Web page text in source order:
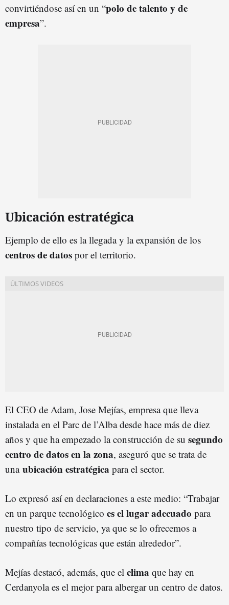
convirtiéndose así en un “polo de talento y de
empresa”.
Ubicación estratégica
Ejemplo de ello es la llegada y la expansión de los
centros de datos por el territorio.
El CEO de Adam, Jose Mejías, empresa que lleva
instalada en el Parc de l’Alba desde hace más de diez
años y que ha empezado la construcción de su segundo
centro de datos en la zona, aseguró que se trata de
una ubicación estratégica para el sector.
Lo expresó así en declaraciones a este medio: “Trabajar
en un parque tecnológico es el lugar adecuado para
nuestro tipo de servicio, ya que se lo ofrecemos a
compañías tecnológicas que están alrededor”.
Mejías destacó, además, que el clima que hay en
Cerdanyola es el mejor para albergar un centro de datos.